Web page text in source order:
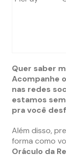
Quer saber
Acompanhe
nas redes
estamos
pra você
Além disso,
forma como
Oráculo da